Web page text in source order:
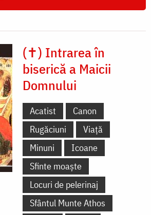
(✝) Intrarea în
biserică a Maicii
Domnului
Acatist
Canon
Rugăciuni
Viață
Minuni
Icoane
Sfinte moaște
Locuri de pelerinaj
Sfântul Munte Athos